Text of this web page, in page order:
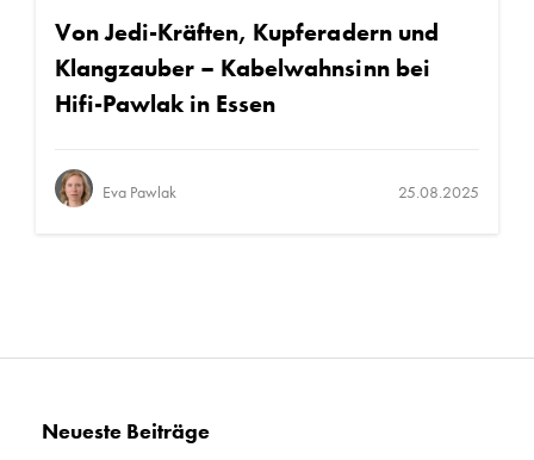
Von Jedi-Kräften, Kupferadern und
Klangzauber – Kabelwahnsinn bei
Hifi-Pawlak in Essen
Eva Pawlak 25.08.2025
Neueste Beiträge